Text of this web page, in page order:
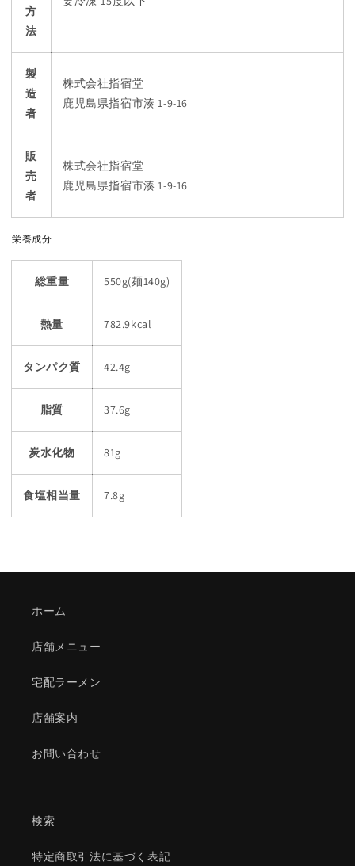
方
法
製
造
者
株式会社指宿堂
鹿児島県指宿市湊 1-9-16
販
売
者
株式会社指宿堂
鹿児島県指宿市湊 1-9-16
栄養成分
総重量 550g(麺140g)
熱量 782.9kcal
タンパク質 42.4g
脂質 37.6g
炭水化物 81g
食塩相当量 7.8g
ホーム
店舗メニュー
宅配ラーメン
店舗案内
お問い合わせ
検索
特定商取引法に基づく表記